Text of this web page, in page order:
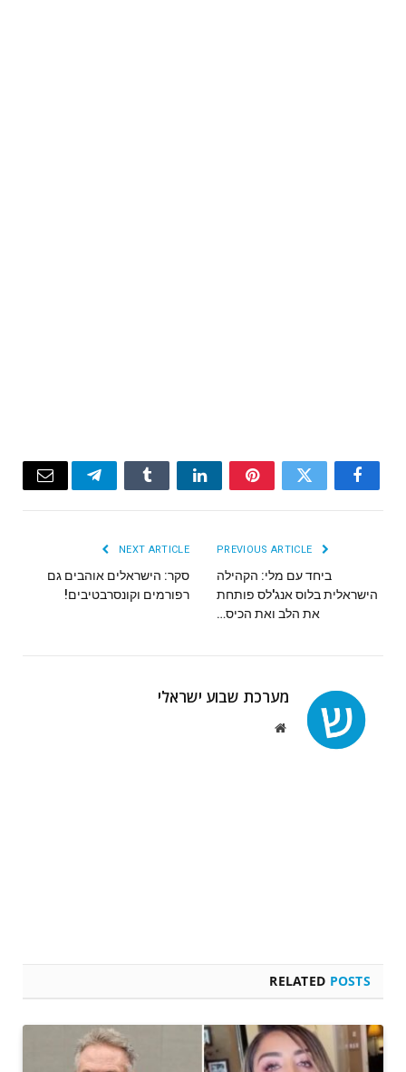
Facebook
Twitter
Pinterest
LinkedIn
Tumblr
Telegram
Email
ביחד עם מלי: הקהילה
הישראלית בלוס אנג'לס פותחת
את הלב ואת הכיס…
NEXT ARTICLE
סקר: הישראלים אוהבים גם
רפורמים וקונסרבטיבים!
מערכת שבוע ישראלי
Website
RELATED POSTS